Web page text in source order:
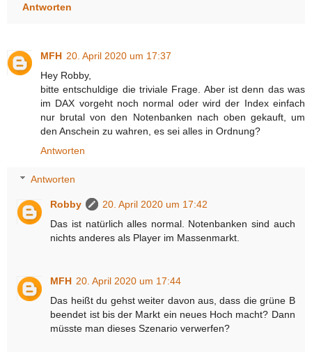
Antworten
MFH 20. April 2020 um 17:37
Hey Robby,
bitte entschuldige die triviale Frage. Aber ist denn das was
im DAX vorgeht noch normal oder wird der Index einfach
nur brutal von den Notenbanken nach oben gekauft, um
den Anschein zu wahren, es sei alles in Ordnung?
Antworten
Antworten
Robby
20. April 2020 um 17:42
Das ist natürlich alles normal. Notenbanken sind auch
nichts anderes als Player im Massenmarkt.
MFH 20. April 2020 um 17:44
Das heißt du gehst weiter davon aus, dass die grüne B
beendet ist bis der Markt ein neues Hoch macht? Dann
müsste man dieses Szenario verwerfen?